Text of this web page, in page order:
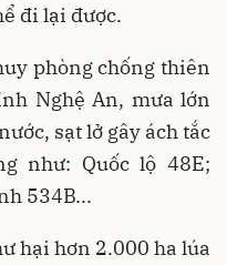
đi lại được.
phòng chống thiên
Nghệ An, mưa lớn
sạt lở gây ách tắc
như: Quốc lộ 48E;
534B...
hại hơn 2.000 ha lúa